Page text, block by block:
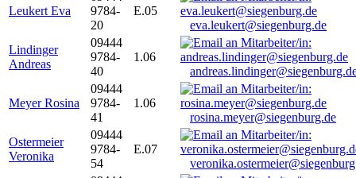
Leukert Eva
9784-
20
E.05
eva.leukert@siegenburg.de
Lindinger
Andreas
09444
9784-
40
1.06
Meyer Rosina
09444
9784-
41
1.06
rosina.meyer@siegenburg.de
Ostermeier
Veronika
09444
9784-
54
E.07